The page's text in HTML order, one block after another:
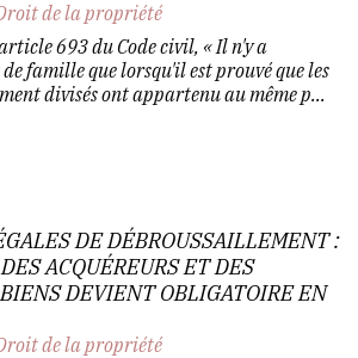
de la propriété
693 du Code civil, « Il n'y a
famille que lorsqu'il est prouvé que les
divisés ont appartenu au même p...
DE DÉBROUSSAILLEMENT :
ACQUÉREURS ET DES
DEVIENT OBLIGATOIRE EN
de la propriété